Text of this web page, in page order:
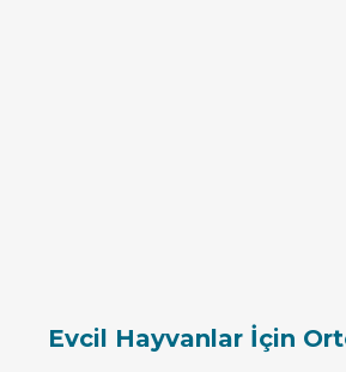
Evcil Hayvanlar İçin